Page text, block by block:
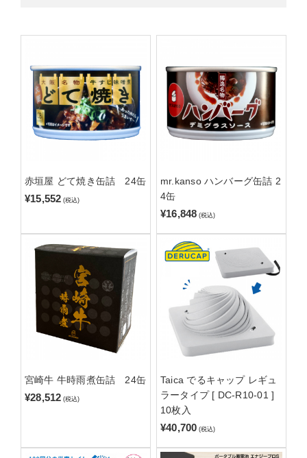
赤垣屋 どて焼き缶詰 24缶
¥15,552 (税込)
mr.kanso ハンバーグ缶詰 2
4缶
¥16,848 (税込)
宮崎牛 牛時雨煮缶詰 24缶
¥28,512 (税込)
Taica でるキャップ レギュ
ラータイプ [ DC-R10-01 ]
10枚入
¥40,700 (税込)